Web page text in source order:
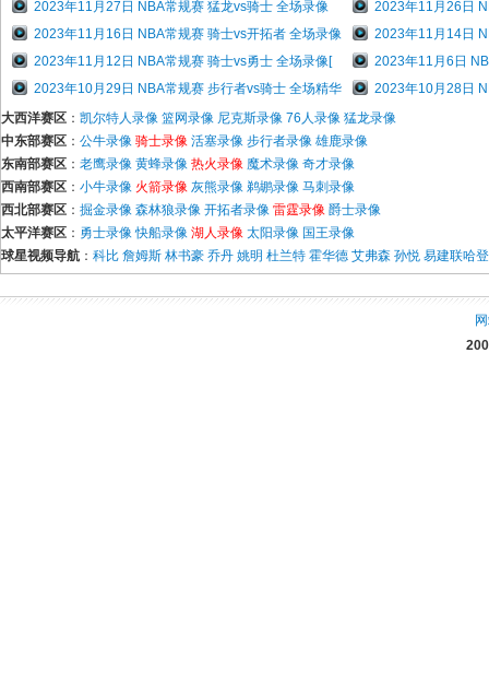
2023年11月27日 NBA常规赛 猛龙vs骑士 全场录像
2023年11月26日
2023年11月16日 NBA常规赛 骑士vs开拓者 全场录像
2023年11月14日
2023年11月12日 NBA常规赛 骑士vs勇士 全场录像[
2023年11月6日
2023年10月29日 NBA常规赛 步行者vs骑士 全场精华
2023年10月28日
大西洋赛区 ： 凯尔特人录像 篮网录像 尼克斯录像 76人录像 猛龙录像
中东部赛区 ： 公牛录像 骑士录像 活塞录像 步行者录像 雄鹿录像
东南部赛区 ： 老鹰录像 黄蜂录像 热火录像 魔术录像 奇才录像
西南部赛区 ： 小牛录像 火箭录像 灰熊录像 鹈鹕录像 马刺录像
西北部赛区 ： 掘金录像 森林狼录像 开拓者录像 雷霆录像 爵士录像
太平洋赛区 ： 勇士录像 快船录像 湖人录像 太阳录像 国王录像
球星视频导航 ： 科比 詹姆斯 林书豪 乔丹 姚明 杜兰特 霍华德 艾弗森 孙悦 易建联哈登